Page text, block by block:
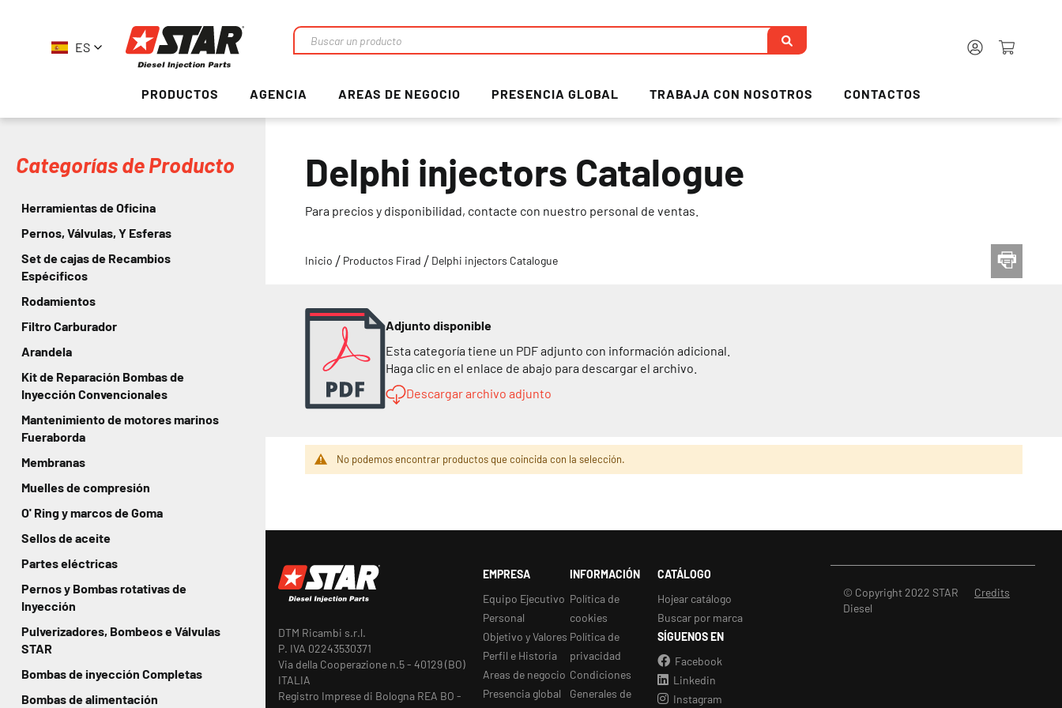
ES
Buscar
PRODUCTOS
AGENCIA AREAS DE NEGOCIO PRESENCIA GLOBAL TRABAJA CON NOSOTROS CONTACTOS
Delphi injectors Catalogue
Para precios y disponibilidad, contacte con nuestro personal de ventas.
Inicio Productos Firad Delphi injectors Catalogue
Adjunto disponible
Esta categoría tiene un PDF adjunto con información adicional.
Haga clic en el enlace de abajo para descargar el archivo.
Descargar archivo adjunto
No podemos encontrar productos que coincida con la selección.
Categorías de Producto
Herramientas de Oficina
Pernos, Válvulas, Y Esferas
Set de cajas de Recambios
Espécificos
Rodamientos
Filtro Carburador
Arandela
Kit de Reparación Bombas de
Inyección Convencionales
Mantenimiento de motores marinos
Fueraborda
Membranas
Muelles de compresión
O' Ring y marcos de Goma
Sellos de aceite
Partes eléctricas
Pernos y Bombas rotativas de
Inyección
Pulverizadores, Bombeos e Válvulas
STAR
Bombas de inyección Completas
Bombas de alimentación
DTM Ricambi s.r.l.
P. IVA 02243530371
Via della Cooperazione n.5 - 40129 (BO)
ITALIA
Registro Imprese di Bologna REA BO -
EMPRESA
Equipo Ejecutivo
Personal
Objetivo y Valores
Perfil e Historia
Areas de negocio
Presencia global
INFORMACIÓN
Política de
cookies
Política de
privacidad
Condiciones
Generales de
CATÁLOGO
Hojear catálogo
Buscar por marca
SÍGUENOS EN
Facebook
Linkedin
Instagram
Credits
© Copyright 2022 STAR
Diesel